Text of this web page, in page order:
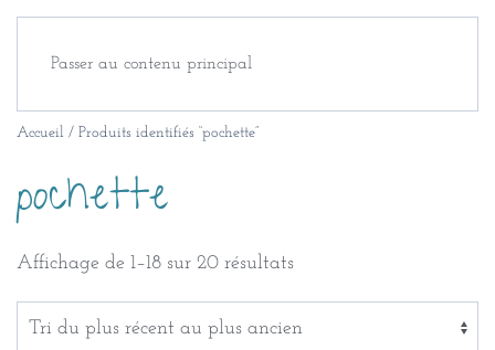
Passer au contenu principal
Accueil / Produits identifiés “pochette”
pochette
Affichage de 1–18 sur 20 résultatsTrié
plus
récent